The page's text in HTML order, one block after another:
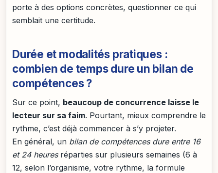
porte à des options concrètes, questionner ce qui
semblait une certitude.
Durée et modalités pratiques :
combien de temps dure un bilan de
compétences ?
Sur ce point, beaucoup de concurrence laisse le
lecteur sur sa faim. Pourtant, mieux comprendre le
rythme, c’est déjà commencer à s’y projeter.
En général, un bilan de compétences dure entre 16
et 24 heuresréparties sur plusieurs semaines (6 à
12, selon l’organisme, votre rythme, la formule